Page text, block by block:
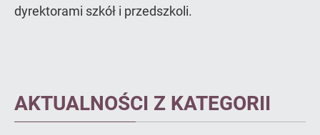
dyrektorami szkół i przedszkoli.
AKTUALNOŚCI Z KATEGORII